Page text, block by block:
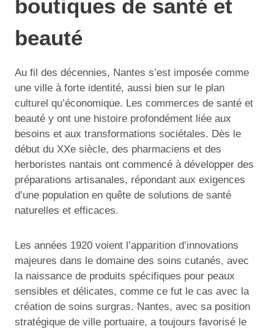
boutiques de santé et
beauté
Au fil des décennies, Nantes s’est imposée comme
une ville à forte identité, aussi bien sur le plan
culturel qu’économique. Les commerces de santé et
beauté y ont une histoire profondément liée aux
besoins et aux transformations sociétales. Dès le
début du XXe siècle, des pharmaciens et des
herboristes nantais ont commencé à développer des
préparations artisanales, répondant aux exigences
d’une population en quête de solutions de santé
naturelles et efficaces.
Les années 1920 voient l’apparition d’innovations
majeures dans le domaine des soins cutanés, avec
la naissance de produits spécifiques pour peaux
sensibles et délicates, comme ce fut le cas avec la
création de soins surgras. Nantes, avec sa position
stratégique de ville portuaire, a toujours favorisé le